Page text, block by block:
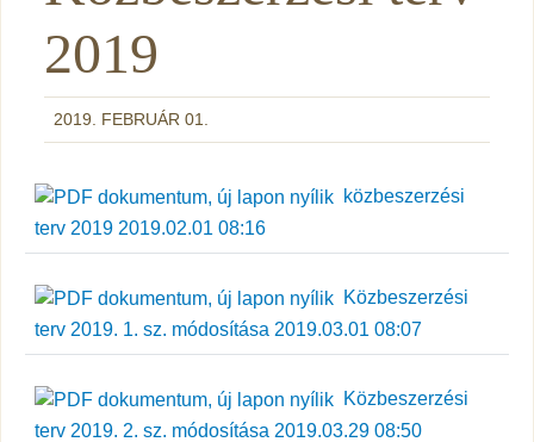
2019
2019. FEBRUÁR 01.
közbeszerzési
terv 2019 2019.02.01 08:16
Közbeszerzési
terv 2019. 1. sz. módosítása 2019.03.01 08:07
Közbeszerzési
terv 2019. 2. sz. módosítása 2019.03.29 08:50